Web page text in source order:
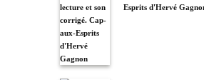
Esprits d'Hervé